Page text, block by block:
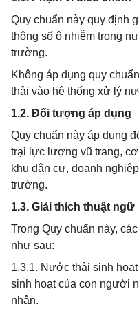
Quy chuẩn này quy định
thông số ô nhiễm trong
trường.
Không áp dụng quy
thải vào hệ thống xử lý
1.2. Đối tượng áp dụng
Quy chuẩn này áp dụng
trại lực lượng vũ trang,
khu dân cư, doanh
trường.
1.3. Giải thích thuật ngữ
Trong Quy chuẩn này,
như sau:
1.3.1. Nước thải sinh
sinh hoạt của con người
nhân.